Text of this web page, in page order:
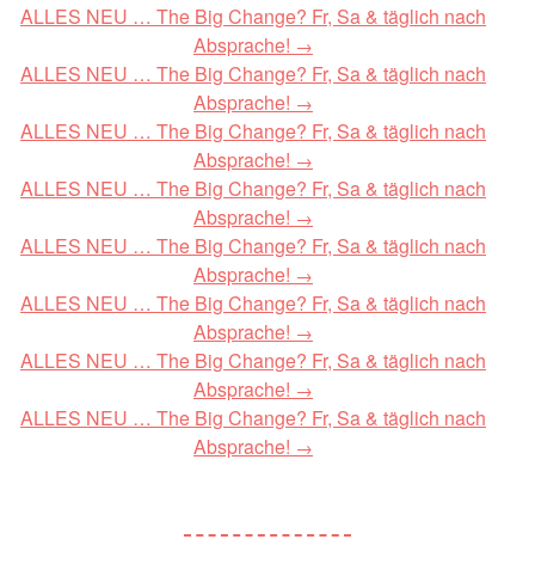
ALLES NEU … The Big Change? Fr, Sa & täglich nach
Absprache!
ALLES NEU … The Big Change? Fr, Sa & täglich nach
Absprache!
ALLES NEU … The Big Change? Fr, Sa & täglich nach
Absprache!
ALLES NEU … The Big Change? Fr, Sa & täglich nach
Absprache!
ALLES NEU … The Big Change? Fr, Sa & täglich nach
Absprache!
ALLES NEU … The Big Change? Fr, Sa & täglich nach
Absprache!
ALLES NEU … The Big Change? Fr, Sa & täglich nach
Absprache!
ALLES NEU … The Big Change? Fr, Sa & täglich nach
Absprache!